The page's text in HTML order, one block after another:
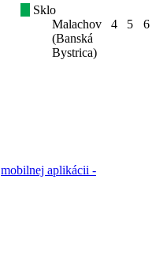
Sklo
Malachov
(Banská
Bystrica)
4 5 6
mobilnej aplikácii -